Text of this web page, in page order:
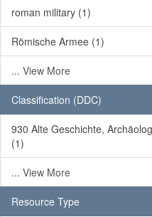
roman military (1)
Römische Armee (1)
... View More
Classification (DDC)
930 Alte Geschichte,
(1)
... View More
Resource Type